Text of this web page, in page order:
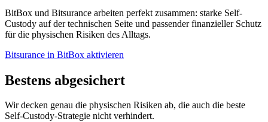
BitBox und Bitsurance arbeiten perfekt zusammen: starke Self-
Custody auf der technischen Seite und passender finanzieller Schutz
für die physischen Risiken des Alltags.
Bitsurance in BitBox aktivieren
Bestens abgesichert
Wir decken genau die physischen Risiken ab, die auch die beste
Self-Custody-Strategie nicht verhindert.